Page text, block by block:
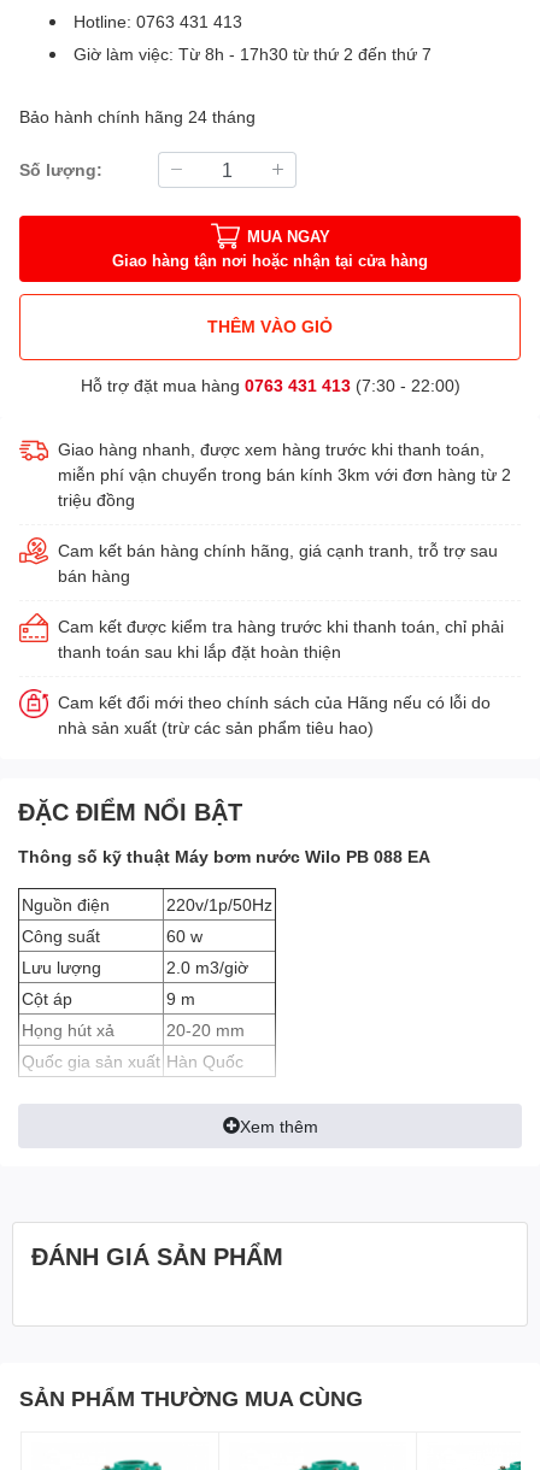
Hotline: 0763 431 413
Giờ làm việc: Từ 8h - 17h30 từ thứ 2 đến thứ 7
Bảo hành chính hãng 24 tháng
Số lượng:
MUA NGAY
Giao hàng tận nơi hoặc nhận tại cửa hàng
THÊM VÀO GIỎ
Hỗ trợ đặt mua hàng 0763 431 413(7:30 - 22:00)
Giao hàng nhanh, được xem hàng trước khi thanh toán,
miễn phí vận chuyển trong bán kính 3km với đơn hàng từ 2
triệu đồng
Cam kết bán hàng chính hãng, giá cạnh tranh, trỗ trợ sau
bán hàng
Cam kết được kiểm tra hàng trước khi thanh toán, chỉ phải
thanh toán sau khi lắp đặt hoàn thiện
Cam kết đổi mới theo chính sách của Hãng nếu có lỗi do
nhà sản xuất (trừ các sản phẩm tiêu hao)
ĐẶC ĐIỂM NỔI BẬT
Thông số kỹ thuật Máy bơm nước Wilo PB 088 EA
Nguồn điện
220v/1p/50Hz
Công suất
60 w
Lưu lượng
2.0 m3/giờ
Cột áp
9 m
Họng hút xả
20-20 mm
Quốc gia sản xuất Hàn Quốc
) thích hợp sử dụng
- Phù hợp tăng áp từ 1 đến 2 thiết bị đầu ra cùng một lúc
Xem thêm
ĐÁNH GIÁ SẢN PHẨM
SẢN PHẨM THƯỜNG MUA CÙNG